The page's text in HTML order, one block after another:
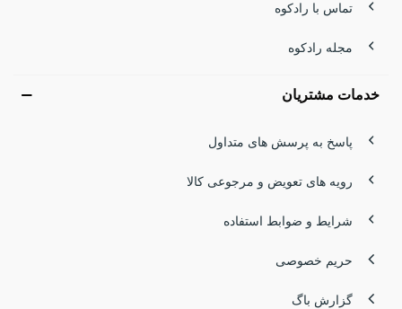
تماس با رادکوه
مجله رادکوه
خدمات مشتریان
پاسخ به پرسش های متداول
رویه های تعویض و مرجوعی کالا
شرایط و ضوابط استفاده
حریم خصوصی
گزارش باگ